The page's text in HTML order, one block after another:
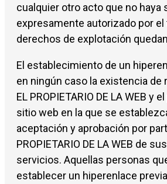
cualquier otro acto que no haya
expresamente autorizado por el
derechos de explotación
El establecimiento de un
en ningún caso la existencia de
EL PROPIETARIO DE LA WEB y
sitio web en la que se
aceptación y aprobación por
PROPIETARIO DE LA WEB de
servicios. Aquellas personas
establecer un hiperenlace